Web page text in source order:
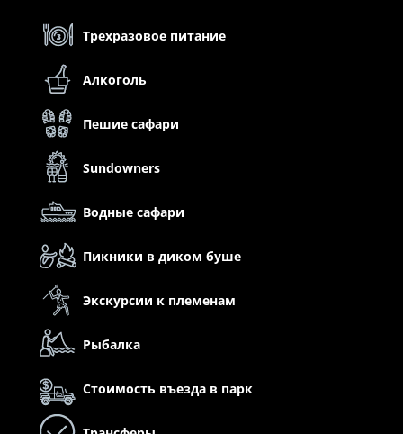
Трехразовое питание
Алкоголь
Пешие сафари
Sundowners
Водные сафари
Пикники в диком буше
Экскурсии к племенам
Рыбалка
Стоимость въезда в парк